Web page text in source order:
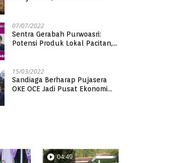
07/07/2022
Sentra Gerabah Purwoasri:
Potensi Produk Lokal Pacitan,
15/03/2022
Sandiaga Berharap Pujasera
OKE OCE Jadi Pusat Ekonomi
04:49